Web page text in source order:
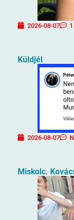
2026-08-07
Küldjél
2026-08-07
Miskolc.